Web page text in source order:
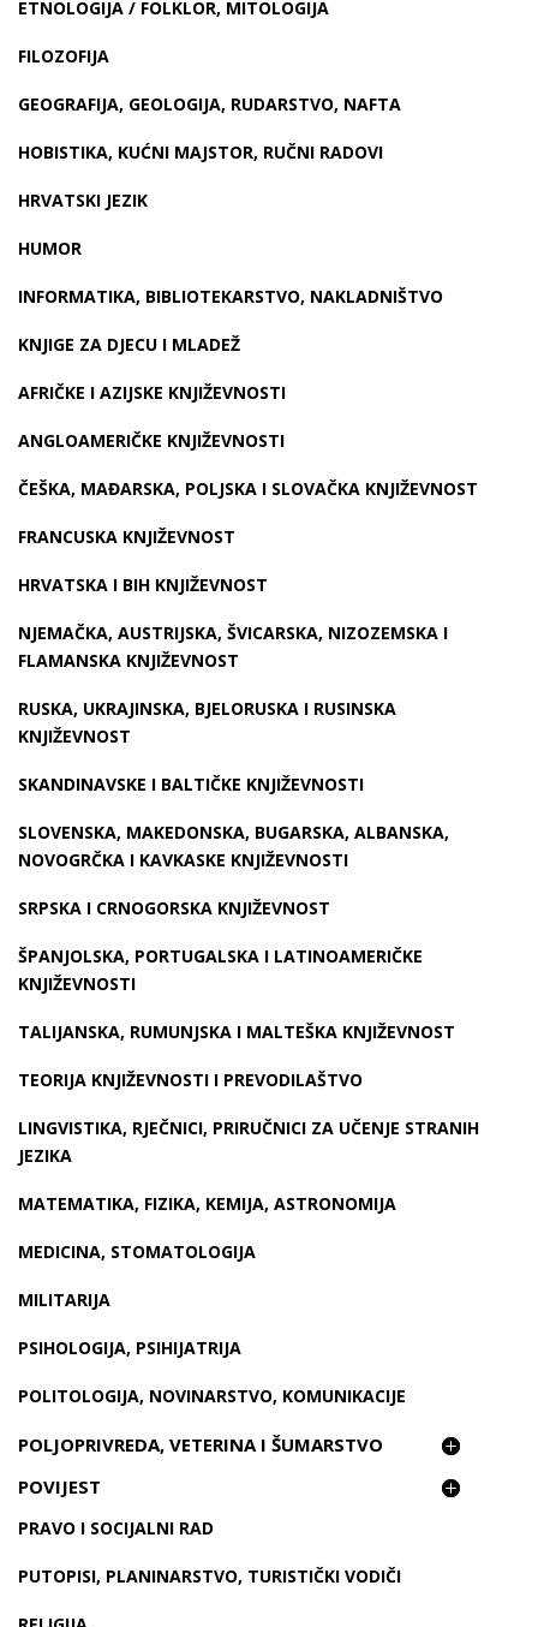
ETNOLOGIJA / FOLKLOR, MITOLOGIJA
FILOZOFIJA
GEOGRAFIJA, GEOLOGIJA, RUDARSTVO, NAFTA
HOBISTIKA, KUĆNI MAJSTOR, RUČNI RADOVI
HRVATSKI JEZIK
HUMOR
INFORMATIKA, BIBLIOTEKARSTVO, NAKLADNIŠTVO
KNJIGE ZA DJECU I MLADEŽ
AFRIČKE I AZIJSKE KNJIŽEVNOSTI
ANGLOAMERIČKE KNJIŽEVNOSTI
ČEŠKA, MAĐARSKA, POLJSKA I SLOVAČKA KNJIŽEVNOST
FRANCUSKA KNJIŽEVNOST
HRVATSKA I BIH KNJIŽEVNOST
NJEMAČKA, AUSTRIJSKA, ŠVICARSKA, NIZOZEMSKA I
FLAMANSKA KNJIŽEVNOST
RUSKA, UKRAJINSKA, BJELORUSKA I RUSINSKA
KNJIŽEVNOST
SKANDINAVSKE I BALTIČKE KNJIŽEVNOSTI
SLOVENSKA, MAKEDONSKA, BUGARSKA, ALBANSKA,
NOVOGRČKA I KAVKASKE KNJIŽEVNOSTI
SRPSKA I CRNOGORSKA KNJIŽEVNOST
ŠPANJOLSKA, PORTUGALSKA I LATINOAMERIČKE
KNJIŽEVNOSTI
TALIJANSKA, RUMUNJSKA I MALTEŠKA KNJIŽEVNOST
TEORIJA KNJIŽEVNOSTI I PREVODILAŠTVO
LINGVISTIKA, RJEČNICI, PRIRUČNICI ZA UČENJE STRANIH
JEZIKA
MATEMATIKA, FIZIKA, KEMIJA, ASTRONOMIJA
MEDICINA, STOMATOLOGIJA
MILITARIJA
PSIHOLOGIJA, PSIHIJATRIJA
POLITOLOGIJA, NOVINARSTVO, KOMUNIKACIJE
POLJOPRIVREDA, VETERINA I ŠUMARSTVO
POVIJEST
PRAVO I SOCIJALNI RAD
PUTOPISI, PLANINARSTVO, TURISTIČKI VODIČI